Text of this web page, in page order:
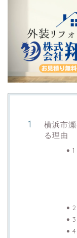
横浜市
る理由